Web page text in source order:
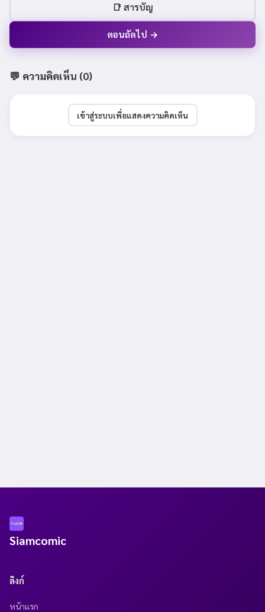
📑 สารบัญ
ตอนถัดไป →
💬 ความคิดเห็น (0)
เข้าสู่ระบบเพื่อแสดงความคิดเห็น
Siamcomic
ลิงก์
หน้าแรก